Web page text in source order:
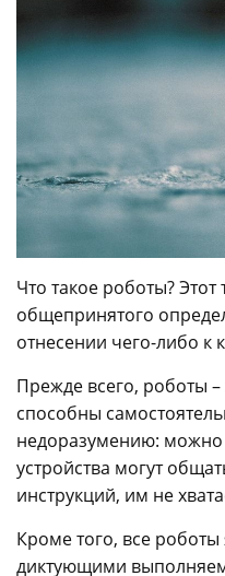
Что такое роботы?
общепринятого
отнесении чего-либо к
Прежде всего, роботы
способны
недоразумению: можно
устройства могут
инструкций, им не
Кроме того, все
диктующими